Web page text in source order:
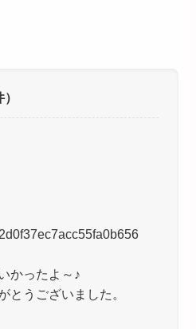
かったよ～♪
とうございました。